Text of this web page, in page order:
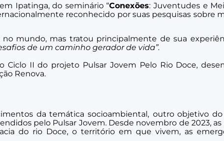
Ipatinga, do seminário “Conexões: Juventudes e
reconhecido por suas pesquisas sobre
mundo, mas tratou principalmente de sua
de um caminho gerador de vida”.
II do projeto Pulsar Jovem Pelo Rio Doce,
Renova.
da temática socioambiental, outro objetivo
pelo Pulsar Jovem. Desde novembro de 2023,
do rio Doce, o território em que vivem, as